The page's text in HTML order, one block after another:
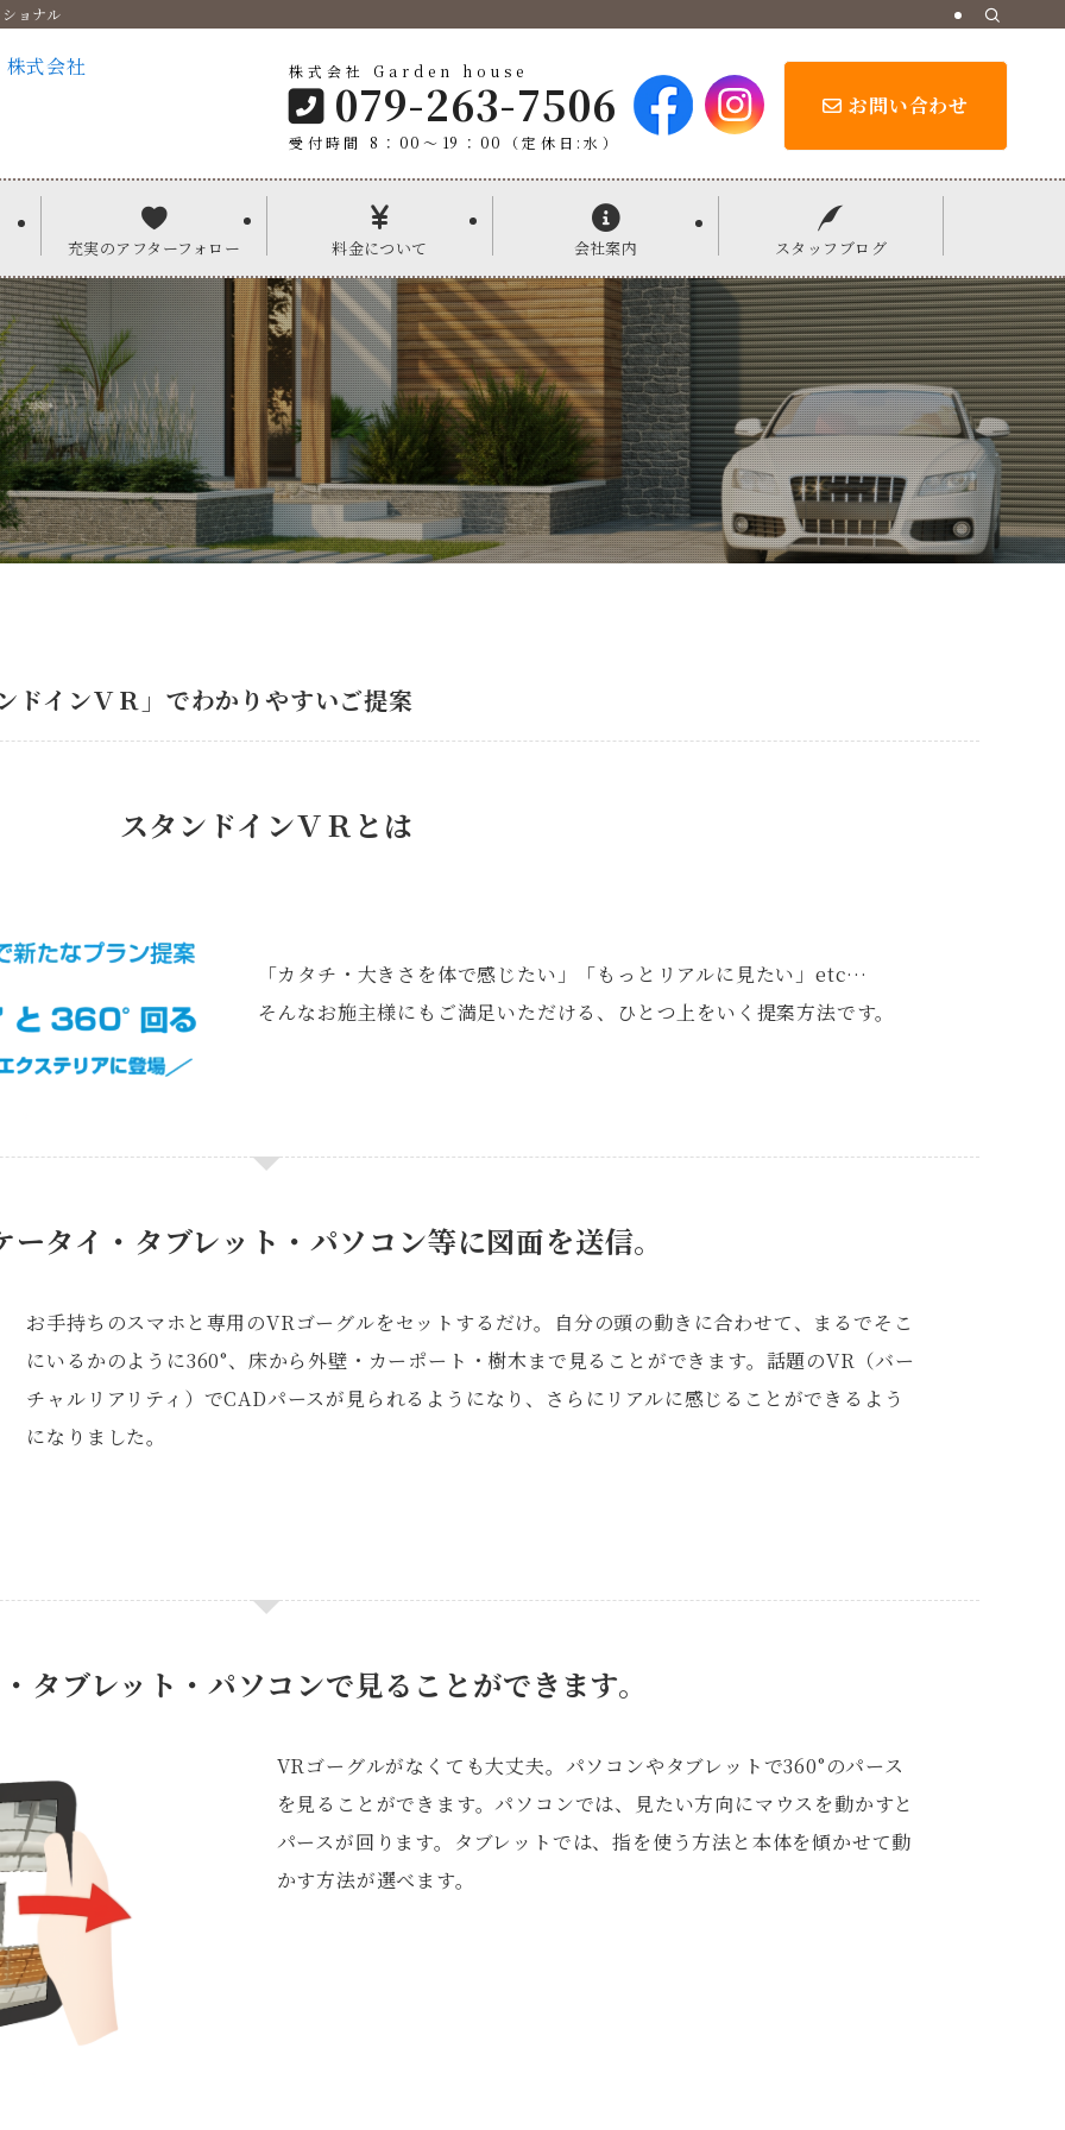
ョナル
株式会社 Garden house
079-263-7506
受付時間 8：00〜19：00（定休日:水）
お問い合わせ
充実のアフターフォロー 料金について 会社案内 スタッフブログ
インＶＲ」でわかりやすいご提案
スタンドインＶＲとは
「カタチ・大きさを体で感じたい」「もっとリアルに見たい」etc…
そんなお施主様にもご満足いただける、ひとつ上をいく提案方法です。
ータイ・タブレット・パソコン等に図面を送信。
お手持ちのスマホと専用のVRゴーグルをセットするだけ。自分の頭の動きに合わせて、まるでそこ
にいるかのように360°、床から外壁・カーポート・樹木まで見ることができます。話題のVR（バー
チャルリアリティ）でCADパースが見られるようになり、さらにリアルに感じることができるよう
になりました。
タブレット・パソコンで見ることができます。
VRゴーグルがなくても大丈夫。パソコンやタブレットで360°のパース
を見ることができます。パソコンでは、見たい方向にマウスを動かすと
パースが回ります。タブレットでは、指を使う方法と本体を傾かせて動
かす方法が選べます。